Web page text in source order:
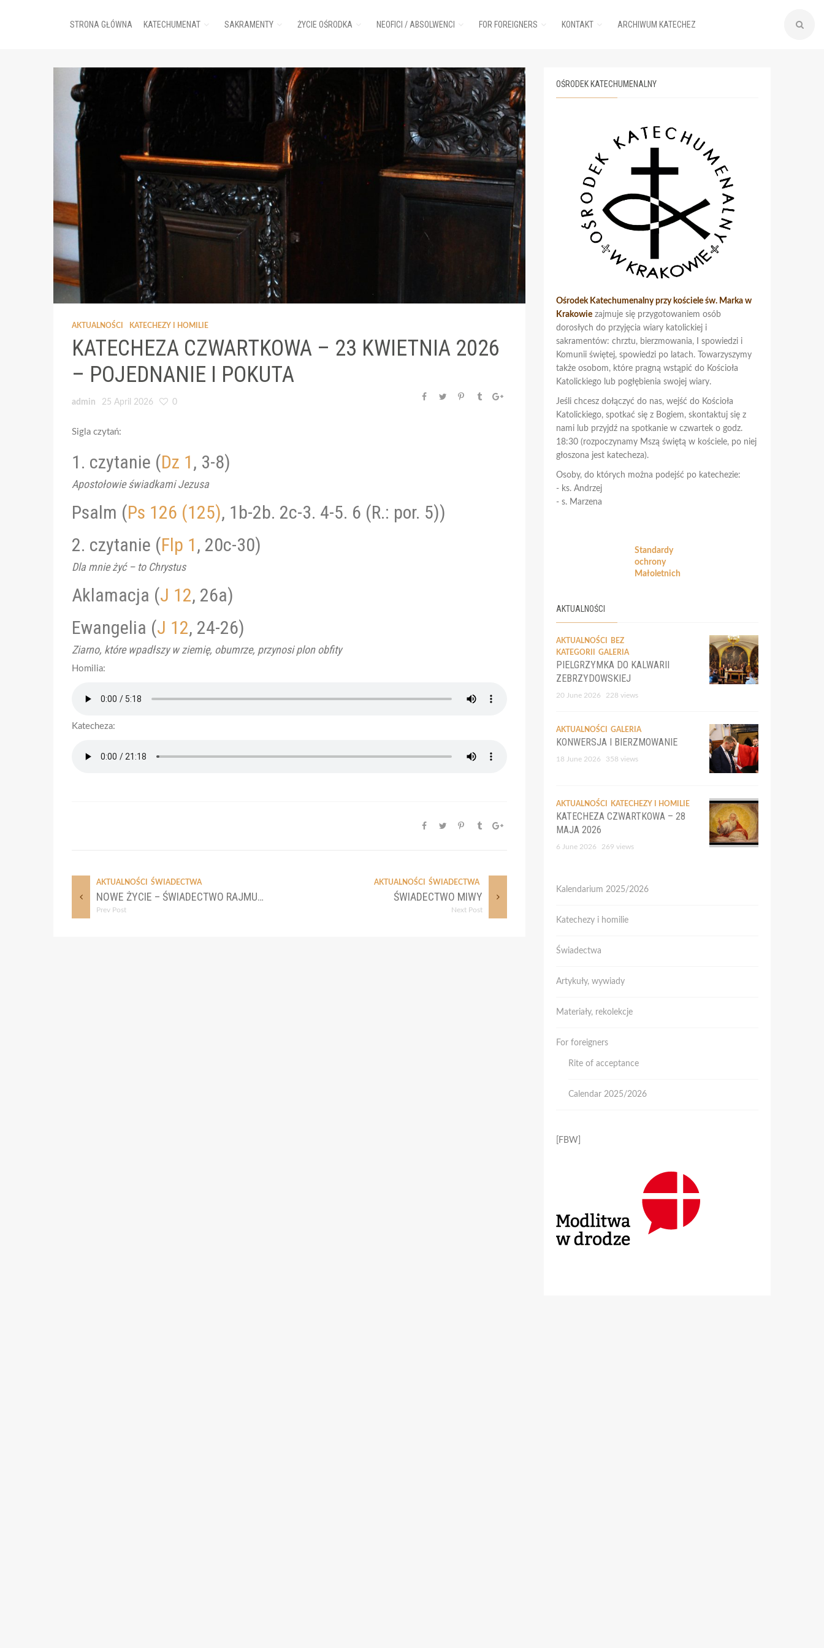
STRONA GŁÓWNA KATECHUMENAT SAKRAMENTY ŻYCIE OŚRODKA NEOFICI / ABSOLWENCI FOR FOREIGNERS KONTAKT ARCHIWUM KATECHEZ
AKTUALNOŚCI KATECHEZY I HOMILIE
KATECHEZA CZWARTKOWA – 23 KWIETNIA 2026
– POJEDNANIE I POKUTA
admin 25 April 2026 0
Sigla czytań:
1. czytanie (Dz 1 , 3-8)
Apostołowie świadkami Jezusa
Psalm (Ps 126 (125), 1b-2b. 2c-3. 4-5. 6 (R.: por. 5))
2. czytanie (Flp 1 , 20c-30)
Dla mnie żyć – to Chrystus
Aklamacja (J 12, 26a)
Ewangelia (J 12, 24-26)
Ziarno, które wpadłszy w ziemię, obumrze, przynosi plon obfity
Homilia:
Katecheza:
AKTUALNOŚCI ŚWIADECTWA
NOWE ŻYCIE – ŚWIADECTWO RAJMUNDA
Prev Post
AKTUALNOŚCI ŚWIADECTWA
ŚWIADECTWO MIWY
Next Post
OŚRODEK KATECHUMENALNY
Ośrodek Katechumenalny przy kościele św. Marka w
Krakowie zajmuje się przygotowaniem osób
dorosłych do przyjęcia wiary katolickiej i
sakramentów: chrztu, bierzmowania, I spowiedzi i
Komunii świętej, spowiedzi po latach. Towarzyszymy
także osobom, które pragną wstąpić do Kościoła
Katolickiego lub pogłębienia swojej wiary.
Jeśli chcesz dołączyć do nas, wejść do Kościoła
Katolickiego, spotkać się z Bogiem, skontaktuj się z
nami lub przyjdź na spotkanie w czwartek o godz.
18:30 (rozpoczynamy Mszą świętą w kościele, po niej
głoszona jest katecheza).
Osoby, do których można podejść po katechezie:
- ks. Andrzej
- s. Marzena
Standardy
ochrony
Małoletnich
AKTUALNOŚCI
AKTUALNOŚCI
BEZ
KATEGORII
GALERIA
PIELGRZYMKA DO KALWARII
ZEBRZYDOWSKIEJ
20 June 2026 228 views
AKTUALNOŚCI GALERIA
KONWERSJA I BIERZMOWANIE
18 June 2026 358 views
AKTUALNOŚCI KATECHEZY I HOMILIE
KATECHEZA CZWARTKOWA – 28
MAJA 2026
6 June 2026 269 views
Kalendarium 2025/2026
Katechezy i homilie
Świadectwa
Artykuły, wywiady
Materiały, rekolekcje
For foreigners
Rite of acceptance
Calendar 2025/2026
[FBW]